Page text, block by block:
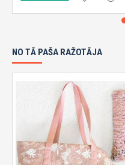
NO TĀ PAŠA RAŽOTĀJA